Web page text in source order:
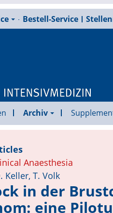
Bestell-Service
Archiv
Anaesthesia
Keller, T. Volk
in der
eine